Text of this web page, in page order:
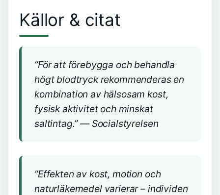
Källor & citat
”För att förebygga och behandla
högt blodtryck rekommenderas en
kombination av hälsosam kost,
fysisk aktivitet och minskat
saltintag.” — Socialstyrelsen
”Effekten av kost, motion och
naturläkemedel varierar – individen